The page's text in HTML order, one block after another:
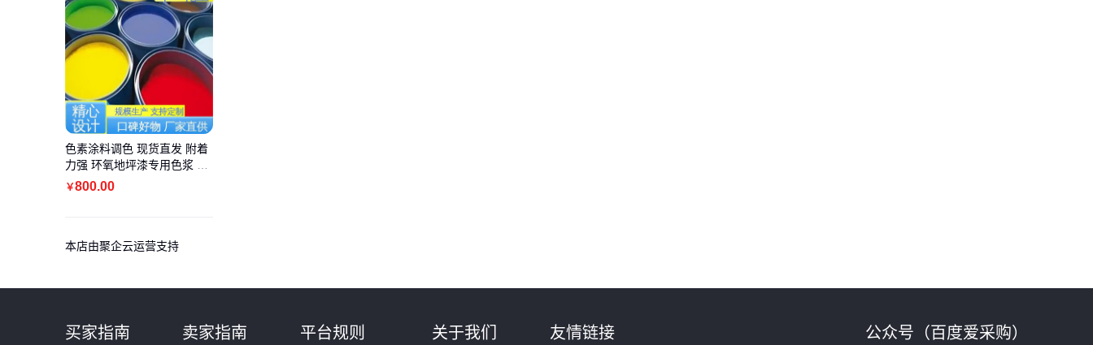
色素涂料调色 现货直发 附着
力强 环氧地坪漆专用色浆 卓
一化工
￥800.00
本店由聚企云运营支持
买家指南 卖家指南 平台规则 关于我们 友情链接 公众号（百度爱采购）